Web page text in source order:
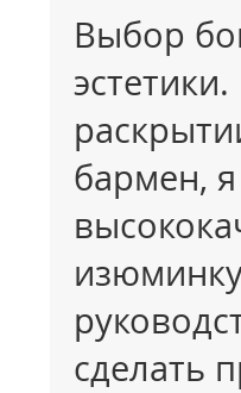
Выбор
бармен,
сделать